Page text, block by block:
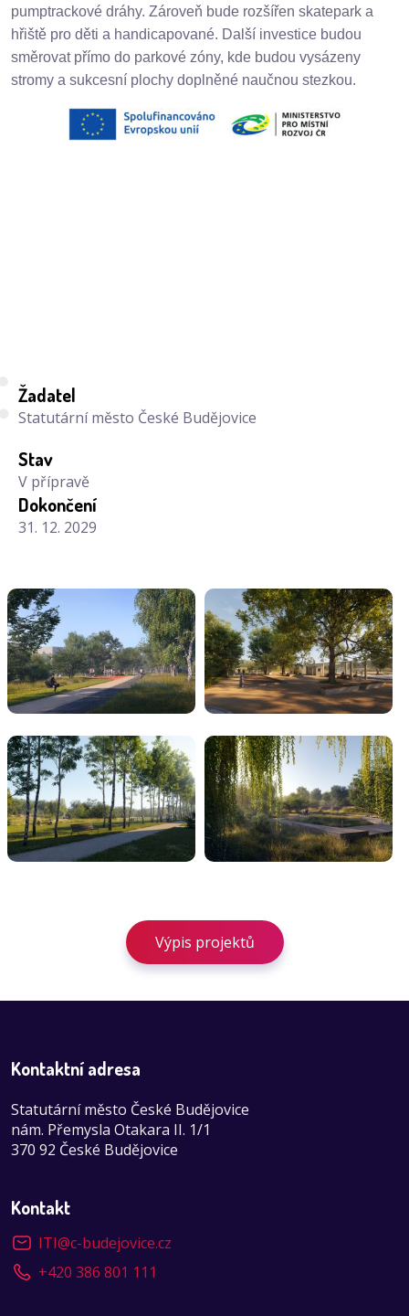
pumptrackové dráhy. Zároveň bude rozšířen skatepark a
hřiště pro děti a handicapované. Další investice budou
směrovat přímo do parkové zóny, kde budou vysázeny
stromy a sukcesní plochy doplněné naučnou stezkou.
Žadatel
Statutární město České Budějovice
Stav
V přípravě
Dokončení
31. 12. 2029
Výpis projektů
Kontaktní adresa
Statutární město České Budějovice
nám. Přemysla Otakara II. 1/1
370 92 České Budějovice
Kontakt
ITI@c-budejovice.cz
+420 386 801 111